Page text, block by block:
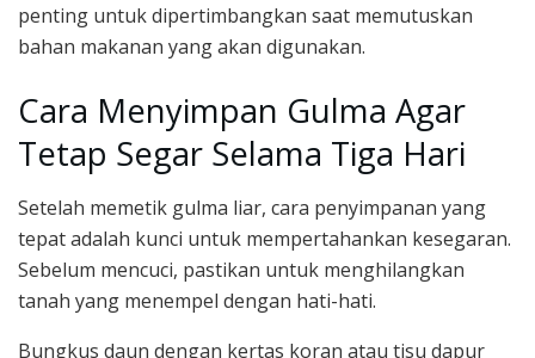
penting untuk dipertimbangkan saat memutuskan
bahan makanan yang akan digunakan.
Cara Menyimpan Gulma Agar
Tetap Segar Selama Tiga Hari
Setelah memetik gulma liar, cara penyimpanan yang
tepat adalah kunci untuk mempertahankan kesegaran.
Sebelum mencuci, pastikan untuk menghilangkan
tanah yang menempel dengan hati-hati.
Bungkus daun dengan kertas koran atau tisu dapur